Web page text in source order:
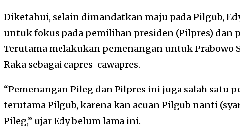
Diketahui, selain dimandatkan maju pada Pilgub,
untuk fokus pada pemilihan presiden (Pilpres) dan
Terutama melakukan pemenangan untuk Prabowo
Raka sebagai capres-cawapres.
“Pemenangan Pileg dan Pilpres ini juga salah satu
terutama Pilgub, karena kan acuan Pilgub nanti
Pileg,” ujar Edy belum lama ini.